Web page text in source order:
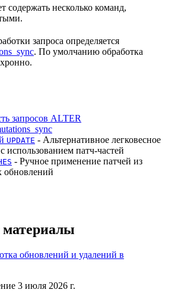
содержать несколько команд,
запроса определяется
. По умолчанию обработка
запросов ALTER
UPDATE - Альтернативное легковесное
использованием патч-частей
- Ручное применение патчей из
обновлений
обновлений и удалений в
3 июля 2026 г.